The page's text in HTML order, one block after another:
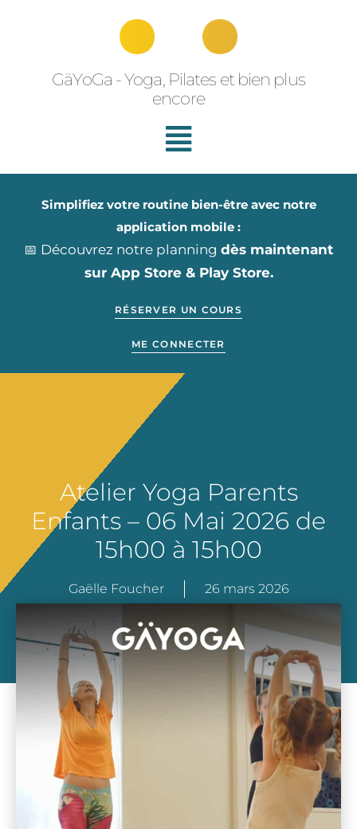
GäYoGa - Yoga, Pilates et bien plus
encore
Simplifiez votre routine bien-être avec notre
application mobile :
📅 Découvrez notre planning dès maintenant
sur App Store & Play Store.
RÉSERVER UN COURS
ME CONNECTER
Atelier Yoga Parents
Enfants – 06 Mai 2026 de
15h00 à 15h00
Gaëlle Foucher 26 mars 2026